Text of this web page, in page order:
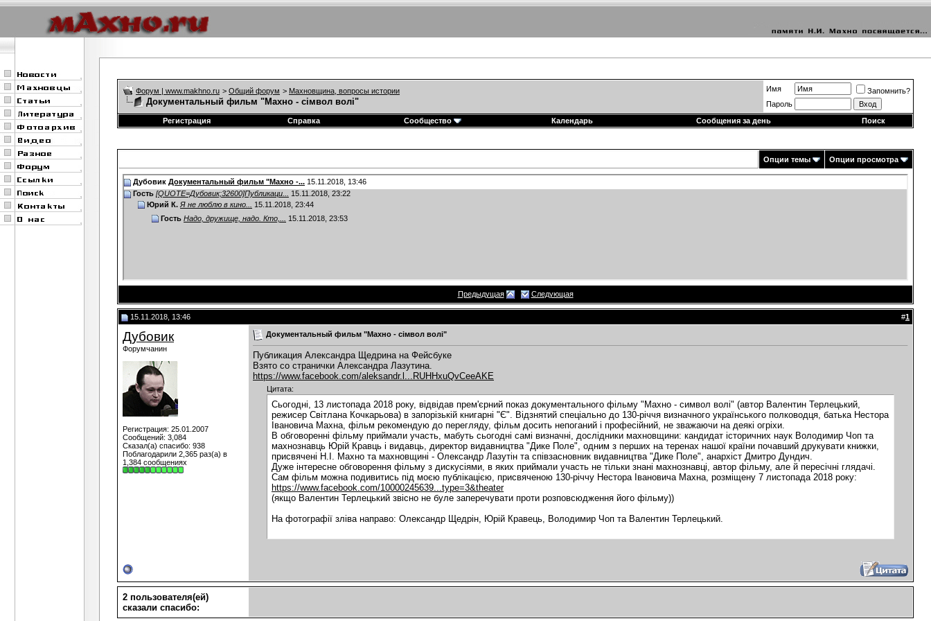
Форум | www.makhno.ru > Общий форум > Махновщина, вопросы истории
Документальный фильм "Махно - сімвол волі"
Имя
Запомнить?
Пароль
Регистрация
Справка Сообщество Календарь Сообщения за день Поиск
Опции темы Опции просмотра
Дубовик Документальный фильм "Махно -... 15.11.2018, 13:46
Гость [QUOTE=Дубовик;32600]Публикаци... 15.11.2018, 23:22
Юрий К. Я не люблю в кино... 15.11.2018, 23:44
Гость Надо, дружище, надо. Кто,... 15.11.2018, 23:53
Предыдущая Следующая
15.11.2018, 13:46 #1
Дубовик
Форумчанин
Регистрация: 25.01.2007
Сообщений: 3,084
Сказал(а) спасибо: 938
Поблагодарили 2,365 раз(а) в
1,384 сообщениях
Документальный фильм "Махно - сімвол волі"
Публикация Александра Щедрина на Фейсбуке
Взято со странички Александра Лазутина.
https://www.facebook.com/aleksandr.l...RUHHxuQvCeeAKE
Цитата:
Сьогодні, 13 листопада 2018 року, відвідав прем'єрний показ документального фільму "Махно - символ волі" (автор Валентин Терлецький,
режисер Світлана Кочкарьова) в запорізькій книгарні "Є". Відзнятий спеціально до 130-річчя визначного українського полководця, батька Нестора
Івановича Махна, фільм рекомендую до перегляду, фільм досить непоганий і професійний, не зважаючи на деякі огріхи.
В обговоренні фільму приймали участь, мабуть сьогодні самі визначні, дослідники махновщини: кандидат історичних наук Володимир Чоп та
махнознавць Юрій Кравць і видавць, директор видавництва "Дике Поле", одним з перших на теренах нашої країни почавший друкувати книжки,
присвячені Н.І. Махно та махновщині - Олександр Лазутін та співзасновник видавництва "Дике Поле", анархіст Дмитро Дундич.
Дуже інтересне обговорення фільму з дискусіями, в яких приймали участь не тільки знані махнознавці, автор фільму, але й пересічні глядачі.
Сам фільм можна подивитись під моєю публікацією, присвяченою 130-річчу Нестора Івановича Махна, розміщену 7 листопада 2018 року:
https://www.facebook.com/10000245639...type=3&theater
(якщо Валентин Терлецький звісно не буле заперечувати проти розповсюдження його фільму))
На фотографії зліва направо: Олександр Щедрін, Юрій Кравець, Володимир Чоп та Валентин Терлецький.
2 пользователя(ей)
сказали cпасибо: